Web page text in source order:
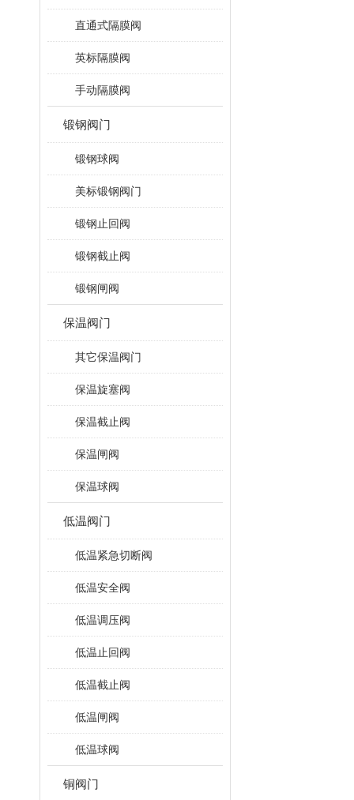
直通式隔膜阀
英标隔膜阀
手动隔膜阀
锻钢阀门
锻钢球阀
美标锻钢阀门
锻钢止回阀
锻钢截止阀
锻钢闸阀
保温阀门
其它保温阀门
保温旋塞阀
保温截止阀
保温闸阀
保温球阀
低温阀门
低温紧急切断阀
低温安全阀
低温调压阀
低温止回阀
低温截止阀
低温闸阀
低温球阀
铜阀门